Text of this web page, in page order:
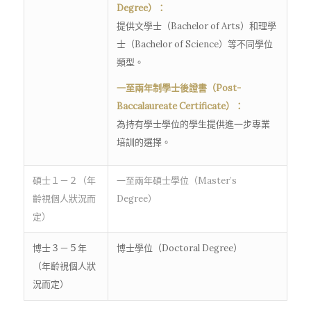
Degree）：
提供文學士（Bachelor of Arts）和理學
士（Bachelor of Science）等不同學位
類型。
一至兩年制學士後證書（Post-
Baccalaureate Certificate）：
為持有學士學位的學生提供進一步專業
培訓的選擇。
碩士１－２（年
齡視個人狀況而
定）
一至兩年碩士學位（Master’s
Degree）
博士３－５年
（年齡視個人狀
況而定）
博士學位（Doctoral Degree）